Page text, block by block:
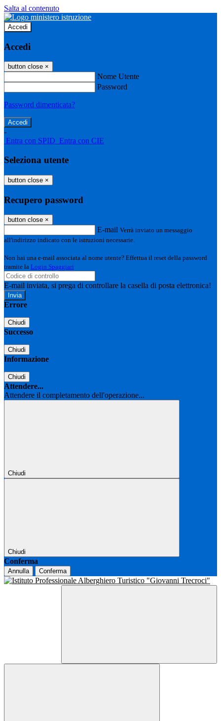
Salta al contenuto
Accedi
Accedi
button close ×
Nome Utente
Password
Password dimenticata?
-
Entra con SPID Entra con CIE
Seleziona utente
button close ×
Recupero password
button close ×
E-mail Verrà inviato un messaggio
all'indirizzo indicato con le istruzioni necessarie.
Non hai una e-mail associata al nome utente? Effettua il reset della password
tramite la Login Spaggiari
E-mail inviata, si prega di controllare la casella di posta elettronica!
Errore
Chiudi
Successo
Chiudi
Informazione
Chiudi
Attendere...
Attendere il completamento dell'operazione...
Chiudi
Chiudi
Conferma
Annulla Conferma